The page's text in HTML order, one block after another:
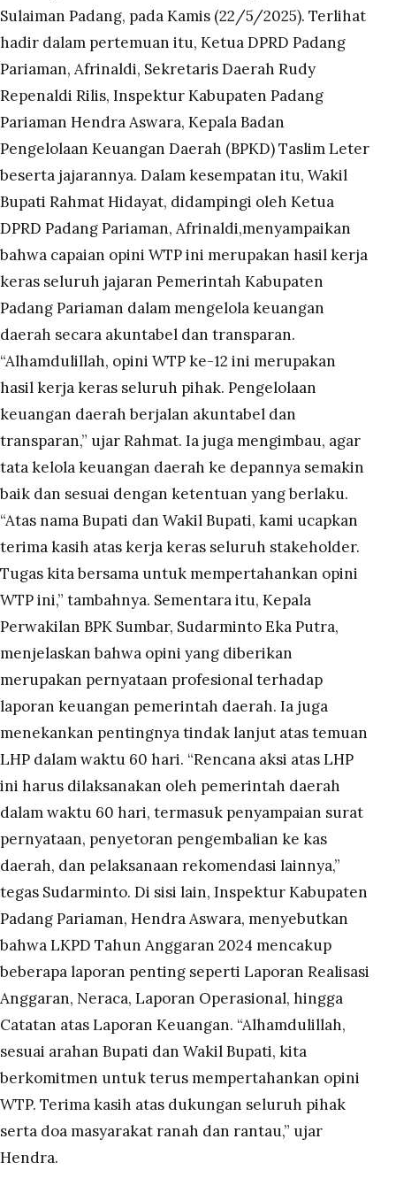
Sulaiman Padang, pada Kamis (22/5/2025). Terlihat
hadir dalam pertemuan itu, Ketua DPRD Padang
Pariaman, Afrinaldi, Sekretaris Daerah Rudy
Repenaldi Rilis, Inspektur Kabupaten Padang
Pariaman Hendra Aswara, Kepala Badan
Pengelolaan Keuangan Daerah (BPKD) Taslim Leter
beserta jajarannya. Dalam kesempatan itu, Wakil
Bupati Rahmat Hidayat, didampingi oleh Ketua
DPRD Padang Pariaman, Afrinaldi,menyampaikan
bahwa capaian opini WTP ini merupakan hasil kerja
keras seluruh jajaran Pemerintah Kabupaten
Padang Pariaman dalam mengelola keuangan
daerah secara akuntabel dan transparan.
“Alhamdulillah, opini WTP ke-12 ini merupakan
hasil kerja keras seluruh pihak. Pengelolaan
keuangan daerah berjalan akuntabel dan
transparan,” ujar Rahmat. Ia juga mengimbau, agar
tata kelola keuangan daerah ke depannya semakin
baik dan sesuai dengan ketentuan yang berlaku.
“Atas nama Bupati dan Wakil Bupati, kami ucapkan
terima kasih atas kerja keras seluruh stakeholder.
Tugas kita bersama untuk mempertahankan opini
WTP ini,” tambahnya. Sementara itu, Kepala
Perwakilan BPK Sumbar, Sudarminto Eka Putra,
menjelaskan bahwa opini yang diberikan
merupakan pernyataan profesional terhadap
laporan keuangan pemerintah daerah. Ia juga
menekankan pentingnya tindak lanjut atas temuan
LHP dalam waktu 60 hari. “Rencana aksi atas LHP
ini harus dilaksanakan oleh pemerintah daerah
dalam waktu 60 hari, termasuk penyampaian surat
pernyataan, penyetoran pengembalian ke kas
daerah, dan pelaksanaan rekomendasi lainnya,”
tegas Sudarminto. Di sisi lain, Inspektur Kabupaten
Padang Pariaman, Hendra Aswara, menyebutkan
bahwa LKPD Tahun Anggaran 2024 mencakup
beberapa laporan penting seperti Laporan Realisasi
Anggaran, Neraca, Laporan Operasional, hingga
Catatan atas Laporan Keuangan. “Alhamdulillah,
sesuai arahan Bupati dan Wakil Bupati, kita
berkomitmen untuk terus mempertahankan opini
WTP. Terima kasih atas dukungan seluruh pihak
serta doa masyarakat ranah dan rantau,” ujar
Hendra.